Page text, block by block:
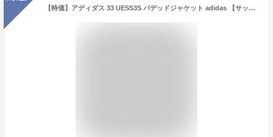
【特価】アディダス 33 UESS3S パデッドジャケット adidas 【サッカー・フットサル】 ウェア 中綿 ベンチコート 防寒 冬 ジュニア Jr キッズ (HAX65)